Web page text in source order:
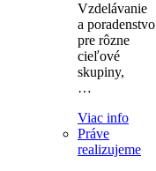
Vzdelávanie
a poradenstvo
pre rôzne
cieľové
skupiny,
…
Viac info
Práve
realizujeme